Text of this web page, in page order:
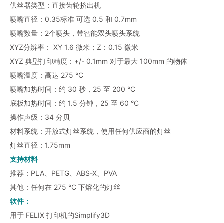
供丝器类型：直接齿轮挤出机
喷嘴直径：0.35标准 可选 0.5 和 0.7mm
喷嘴数量：2个喷头，带智能双头喷头系统
XYZ分辨率： XY 1.6 微米；Z：0.15 微米
XYZ 典型打印精度：+/- 0.1mm 对于最大 100mm 的物体
喷嘴温度：高达 275 °C
喷嘴加热时间：约 30 秒，25 至 200 °C
底板加热时间：约 1.5 分钟，25 至 60 °C
操作声级：34 分贝
材料系统：开放式灯丝系统，使用任何供应商的灯丝
灯丝直径：1.75mm
支持材料
推荐：PLA、PETG、ABS-X、PVA
其他：任何在 275 °C 下熔化的灯丝
软件：
用于 FELIX 打印机的Simplify3D